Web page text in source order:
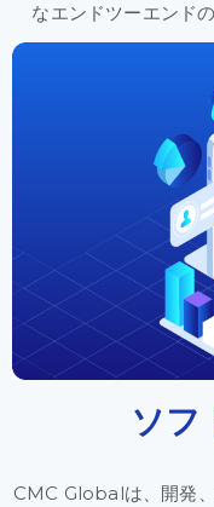
なエンドツーエンドの
ソフ
CMC Globalは、 開発、